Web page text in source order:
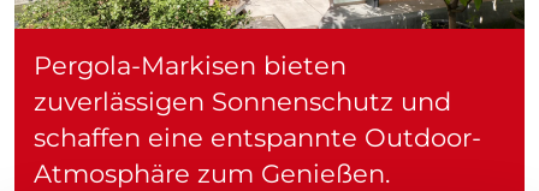
Pergola-Markisen bieten
zuverlässigen Sonnenschutz und
schaffen eine entspannte Outdoor-
Atmosphäre zum Genießen.